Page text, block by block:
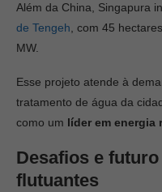
Além da China, Singapura
de Tengeh , com 45
MW.
Esse projeto atende à
tratamento de água da
como um líder em energia
Desafios e
flutuantes